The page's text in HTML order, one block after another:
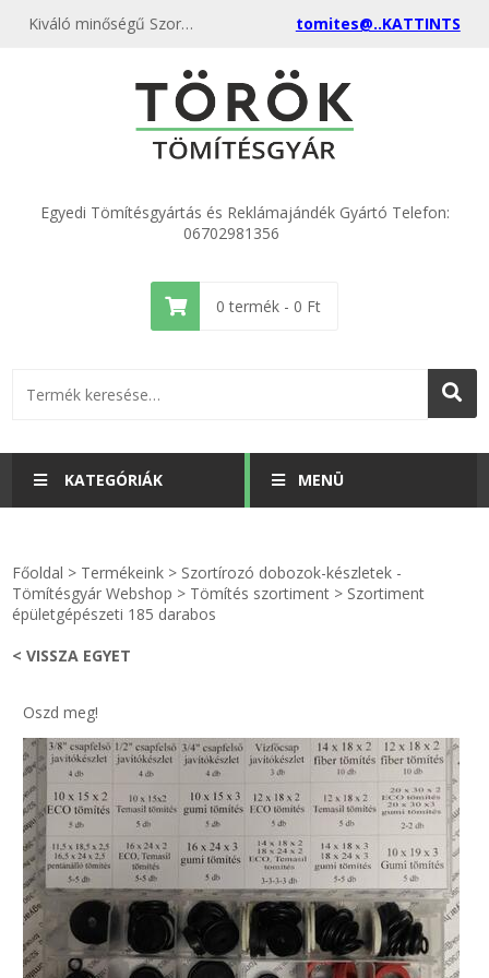
Kiváló minőségű Szortiment épületgépészeti 185 darabos kedvező áron, egyenest a gyártótól, rendeld meg most és csatlakozz a több ezer elégedett vásárlóhoz. tomites@..KATTINTS
Egyedi Tömítésgyártás és Reklámajándék Gyártó Telefon:
06702981356
0 termék - 0 Ft
KATEGÓRIÁK
KULCSTARTÓ - KULCSKARIKA
GÉPÉSZET-PÉBÉ-gáz - KÉSZLETEK
IPARI KARIMA TÖMÍTÉS
TÖMÍTŐ TÁBLA - SZIGETELŐ LEMEZ
TÖMÍTŐ ZSINÓR - RAGASZTÓ
MENÜ
videók
Rólunk
Egyedi gyártás
Hírek
Kapcsolat
ÁSZF
Főoldal > Termékeink > Szortírozó dobozok-készletek -
Tömítésgyár Webshop > Tömítés szortiment > Szortiment
épületgépészeti 185 darabos
< VISSZA EGYET
Oszd meg!